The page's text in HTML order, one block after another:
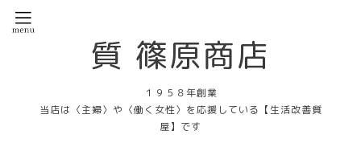
質 篠原商店
１９５８年創業
当店は〈主婦〉や〈働く女性〉を応援している【生活改善質
屋】です